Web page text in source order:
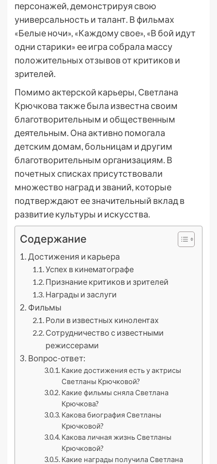
персонажей, демонстрируя свою
универсальность и талант. В фильмах
«Белые ночи», «Каждому свое», «В бой идут
одни старики» ее игра собрала массу
положительных отзывов от критиков и
зрителей.
Помимо актерской карьеры, Светлана
Крючкова также была известна своим
благотворительным и общественным
деятельным. Она активно помогала
детским домам, больницам и другим
благотворительным организациям. В
почетных списках присутствовали
множество наград и званий, которые
подтверждают ее значительный вклад в
развитие культуры и искусства.
Содержание
Достижения и карьера
Успех в кинематографе
Признание критиков и зрителей
Награды и заслуги
Фильмы
Роли в известных кинолентах
Сотрудничество с известными
режиссерами
Вопрос-ответ:
Какие достижения есть у актрисы
Светланы Крючковой?
Какие фильмы сняла Светлана
Крючкова?
Какова биография Светланы
Крючковой?
Какова личная жизнь Светланы
Крючковой?
Какие награды получила Светлана